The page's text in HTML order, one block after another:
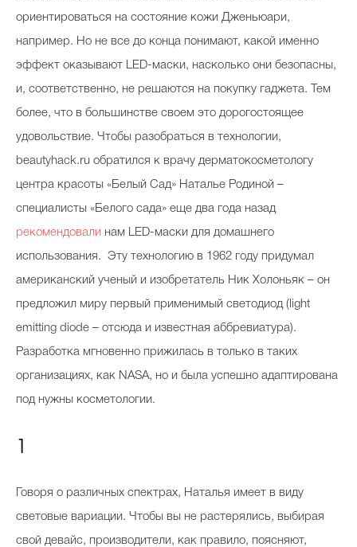
ориентироваться на состояние кожи Дженьюари,
например. Но не все до конца понимают, какой именно
эффект оказывают LED-маски, насколько они безопасны,
и, соответственно, не решаются на покупку гаджета. Тем
более, что в большинстве своем это дорогостоящее
удовольствие. Чтобы разобраться в технологии,
beautyhack.ru обратился к врачу дерматокосметологу
центра красоты «Белый Сад» Наталье Родиной –
специалисты «Белого сада» еще два года назад
рекомендовали нам LED-маски для домашнего
использования. Эту технологию в 1962 году придумал
американский ученый и изобретатель Ник Холоньяк – он
предложил миру первый применимый светодиод (light
emitting diode – отсюда и известная аббревиатура).
Разработка мгновенно прижилась в только в таких
организациях, как NASA, но и была успешно адаптирована
под нужны косметологии.
Говоря о различных спектрах, Наталья имеет в виду
световые вариации. Чтобы вы не растерялись, выбирая
свой девайс, производители, как правило, поясняют,